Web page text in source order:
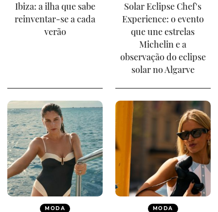
Ibiza: a ilha que sabe
reinventar-se a cada
verão
Solar Eclipse Chef's
Experience: o evento
que une estrelas
Michelin e a
observação do eclipse
solar no Algarve
MODA MODA